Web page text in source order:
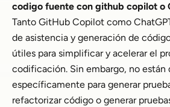
codigo fuente con github copilot o
Tanto GitHub Copilot como
de asistencia y generación de
útiles para simplificar y acelerar el
codificación. Sin embargo, no están
específicamente para generar
refactorizar código o generar